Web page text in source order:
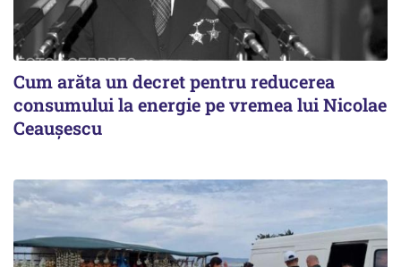
Cum arăta un decret pentru reducerea
consumului la energie pe vremea lui Nicolae
Ceaușescu